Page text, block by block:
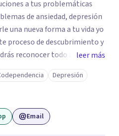
a tus problemáticas
de ansiedad, depresión
una nueva forma a tu vida yo
proceso de descubrimiento y
reconocer todo aquello
un espacio de compañía
yo puedo acompañarte.
leer más
Depresión
Email